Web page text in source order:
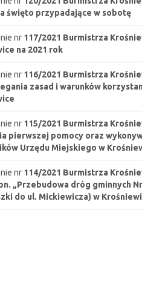
święto przypadające w sobotę
nr 117/2021 Burmistrza
na 2021 rok
nr 116/2021 Burmistrza
zasad i warunków
nr 115/2021 Burmistrza
pierwszej pomocy oraz
Urzędu Miejskiego w
nr 114/2021 Burmistrza
„Przebudowa dróg gminnych
do ul. Mickiewicza) w